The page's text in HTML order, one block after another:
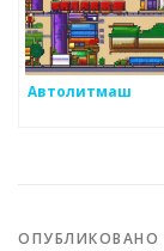
Автолитмаш
ОПУБЛИКОВАНО